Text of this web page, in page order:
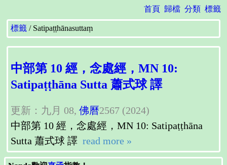
首頁 歸檔 分類 標籤
標籤 Satipaṭṭhānasuttaṃ
中部第 10 經，念處經，MN 10:
Satipaṭṭhāna Sutta 蕭式球 譯
更新：九月 08, 佛曆2567 (2024)
中部第 10 經，念處經，MN 10: Satipaṭṭhāna
Sutta 蕭式球 譯 read more »